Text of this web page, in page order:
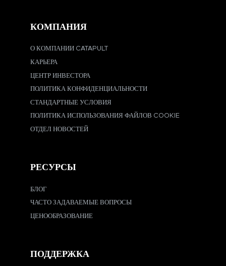
КОМПАНИЯ
О КОМПАНИИ CATAPULT
КАРЬЕРА
ЦЕНТР ИНВЕСТОРА
ПОЛИТИКА КОНФИДЕНЦИАЛЬНОСТИ
СТАНДАРТНЫЕ УСЛОВИЯ
ПОЛИТИКА ИСПОЛЬЗОВАНИЯ ФАЙЛОВ COOKIE
ОТДЕЛ НОВОСТЕЙ
РЕСУРСЫ
БЛОГ
ЧАСТО ЗАДАВАЕМЫЕ ВОПРОСЫ
ЦЕНООБРАЗОВАНИЕ
ПОДДЕРЖКА